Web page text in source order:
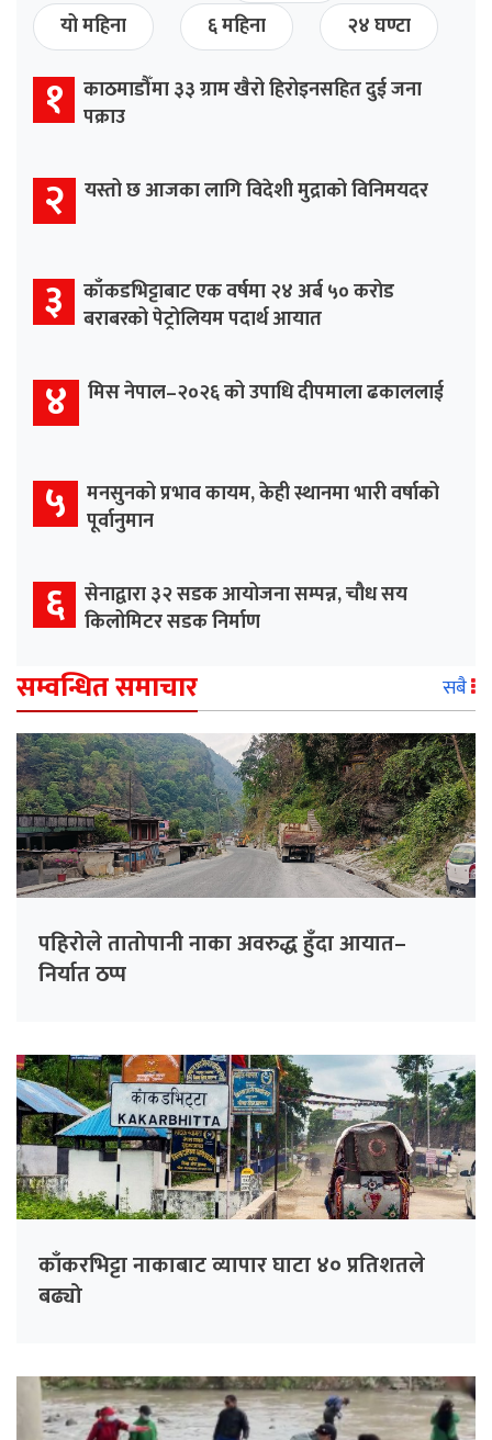
यो महिना
६ महिना २४ घण्टा
१ काठमाडौँमा ३३ ग्राम खैरो हिरोइनसहित दुई जना
पक्राउ
२ यस्तो छ आजका लागि विदेशी मुद्राको विनिमयदर
३ काँकडभिट्टाबाट एक वर्षमा २४ अर्ब ५० करोड
बराबरको पेट्रोलियम पदार्थ आयात
४ मिस नेपाल–२०२६ को उपाधि दीपमाला ढकाललाई
५ मनसुनको प्रभाव कायम, केही स्थानमा भारी वर्षाको
पूर्वानुमान
६ सेनाद्वारा ३२ सडक आयोजना सम्पन्न, चौध सय
किलोमिटर सडक निर्माण
सम्वन्धित समाचार सबै
पहिरोले तातोपानी नाका अवरुद्ध हुँदा आयात–
निर्यात ठप्प
काँकरभिट्टा नाकाबाट व्यापार घाटा ४० प्रतिशतले
बढ्यो